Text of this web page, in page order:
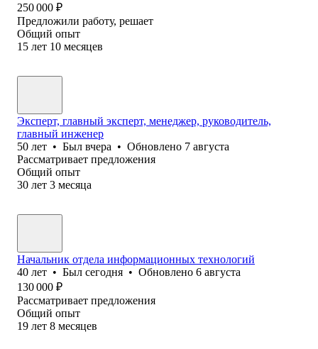
250 000 ₽
Предложили работу, решает
Общий опыт
15 лет 10 месяцев
Эксперт, главный эксперт, менеджер, руководитель,
главный инженер
50 лет • Был вчера • Обновлено 7 августа
Рассматривает предложения
Общий опыт
30 лет 3 месяца
Начальник отдела информационных технологий
40 лет • Был сегодня • Обновлено 6 августа
130 000 ₽
Рассматривает предложения
Общий опыт
19 лет 8 месяцев